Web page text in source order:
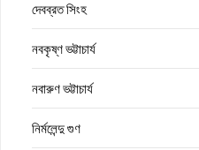
দেবব্রত সিংহ
নবকৃষ্ণ ভট্টাচার্য
নবারুণ ভট্টাচার্য
নির্মলেন্দু গুণ